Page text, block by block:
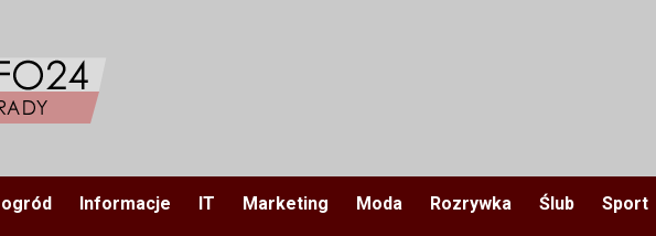
Informacje IT Marketing Moda Rozrywka Ślub Sport